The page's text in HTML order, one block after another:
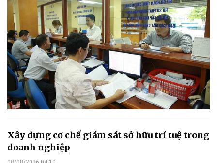
Xây dựng cơ chế giám sát sở hữu trí tuệ trong
doanh nghiệp